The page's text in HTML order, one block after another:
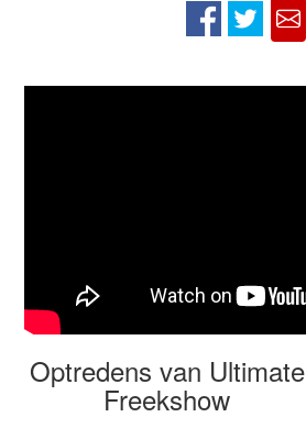
Optredens van Ultimate
Freekshow